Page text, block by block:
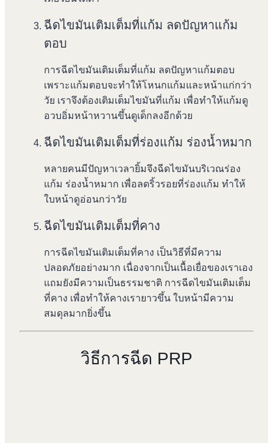
ฉีดไขมันเติมเต็มที่แก้ม ลดปัญหาแก้ม
ตอบ
การฉีดไขมันเติมเต็มที่แก้ม ลดปัญหาแก้มตอบ
เพราะแก้มตอบจะทำให้โหนกแก้มและหน้าแก่กว่า
วัย เราจึงต้องเติมเต็มไขมันที่แก้ม เพื่อทำให้แก้มดู
อวบอิ่มหน้าหวานขึ้นดูเด็กลงอีกด้วย
ฉีดไขมันเติมเต็มที่ร่องแก้ม ร่องน้ำหมาก
หลายคนมีปัญหาเวลายิ้มจึงฉีดไขมันบริเวณร่อง
แก้ม ร่องน้ำหมาก เพื่อลดริ้วรอยที่ร่องแก้ม ทำให้
ใบหน้าดูอ่อนกว่าวัย
ฉีดไขมันเติมเต็มที่คาง
การฉีดไขมันเติมเต็มที่คาง เป็นวิธีที่มีความ
ปลอดภัยอย่างมาก เนื่องจากเป็นเนื้อเยื่อของเราเอง
แถมยังมีความเป็นธรรมชาติ การฉีดไขมันเติมเต็ม
ที่คาง เพื่อทำให้คางเรายาวขึ้น ใบหน้ามีความ
สมดุลมากยิ่งขึ้น
วิธีการฉีด PRP